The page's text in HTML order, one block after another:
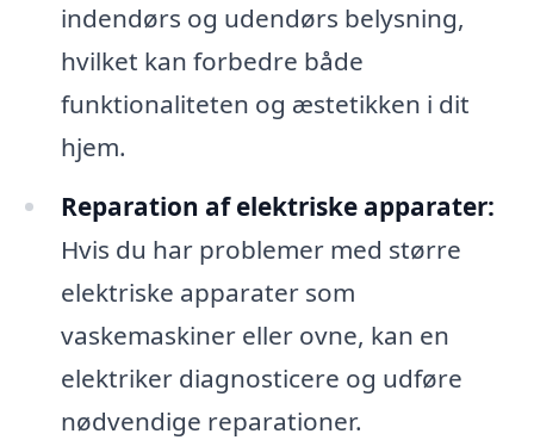
indendørs og udendørs belysning,
hvilket kan forbedre både
funktionaliteten og æstetikken i dit
hjem.
Reparation af elektriske apparater:
Hvis du har problemer med større
elektriske apparater som
vaskemaskiner eller ovne, kan en
elektriker diagnosticere og udføre
nødvendige reparationer.